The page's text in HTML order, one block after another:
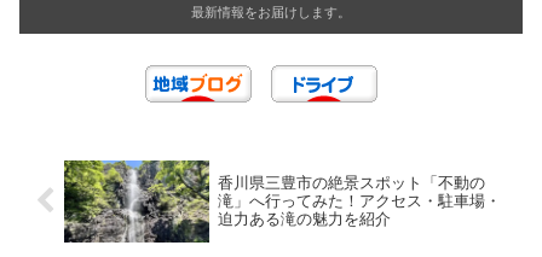
最新情報をお届けします。
香川県三豊市の絶景スポット「不動の
滝」へ行ってみた！アクセス・駐車場・
迫力ある滝の魅力を紹介